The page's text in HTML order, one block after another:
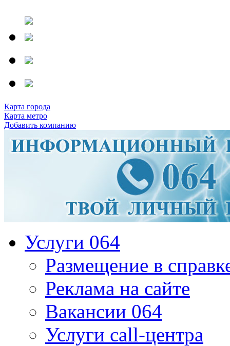
Карта города
Карта метро
Добавить компанию
Услуги 064
Размещение в
Реклама на сайте
Вакансии 064
Услуги call-центра